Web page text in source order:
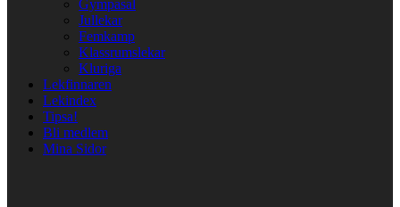
Gympasal
Jullekar
Femkamp
Klassrumslekar
Kluriga
Lekfinnaren
Lekindex
Tipsa!
Bli medlem
Mina Sidor